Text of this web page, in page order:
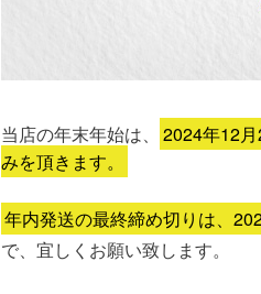
当店の年末年始は、
2024年12
みを頂きます。
年内発送の最終締め切りは、
で、宜しくお願い致します。